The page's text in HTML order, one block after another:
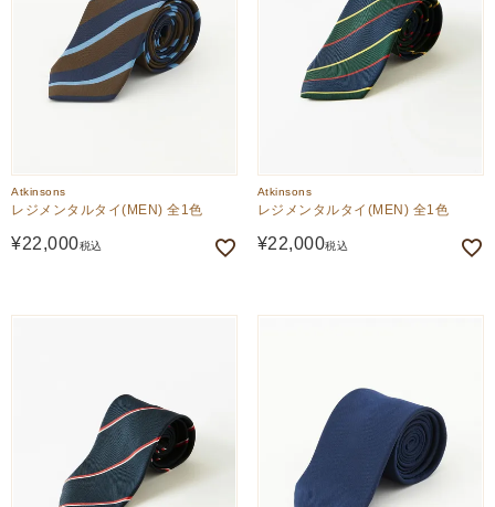
Atkinsons
レジメンタルタイ(MEN) 全1色
¥22,000税込
Atkinsons
レジメンタルタイ(MEN) 全1色
¥22,000税込